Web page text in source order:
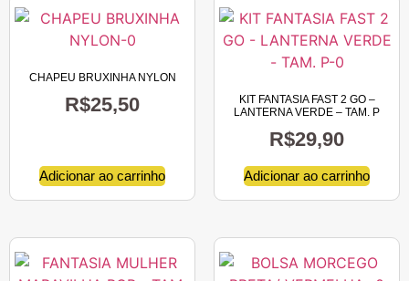
CHAPEU BRUXINHA NYLON
R$25,50
Adicionar ao carrinho
KIT FANTASIA FAST 2 GO –
LANTERNA VERDE – TAM. P
R$29,90
Adicionar ao carrinho